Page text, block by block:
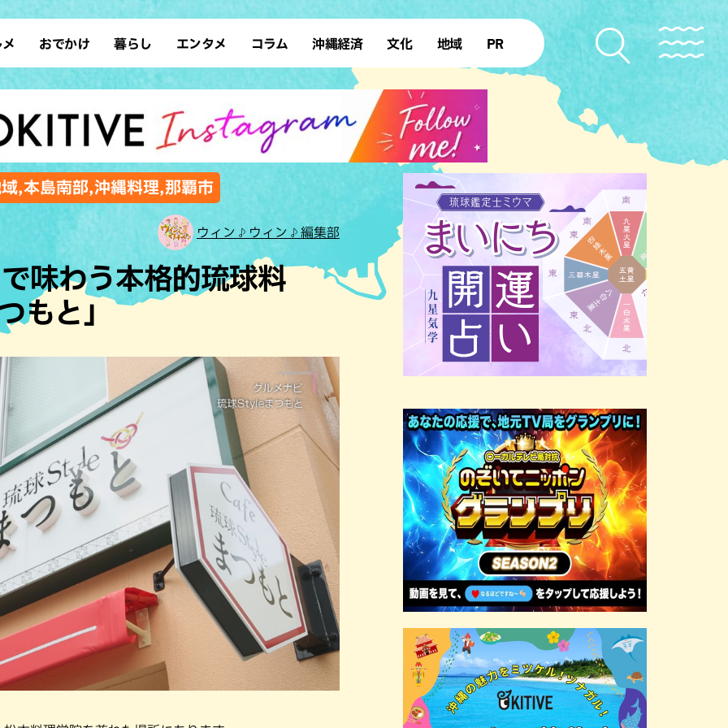
ン 沖縄そば
ウト カフェ
和食・日本料理
理 アジア・エスニック
イタリアン
フレンチ
・焼肉 焼鳥・串料理
肉料理 居酒屋・バー
イキング
カレー
ガー タコス・タコライス
おでかけ
デート ドライブ
散歩 ソロ活
歴史 体験
レジャー アート
ホテル
サウナ 公園
沖縄の海
暮らし
レシピ SDGs
ファッション ローカルニュース
沖縄移住 沖縄旧暦行事
エンタメ
スポーツ 占い
タレント・芸人 テレビ
コラム 沖縄経済 文化
復帰50年
地域
本島北部
本島南部 先島諸島
北部離島
PR
,本島南部,沖縄料理,那覇市
ウィン♪ウィン♪編集部
味わう本格的琉球料
もと」